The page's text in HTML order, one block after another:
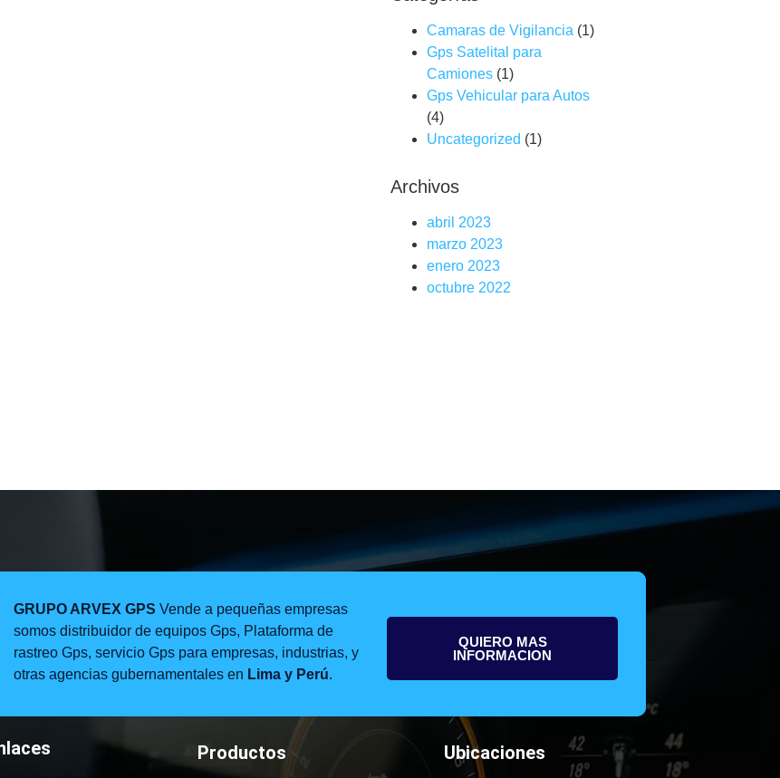
Camaras de Vigilancia (1)
Gps Satelital para
Camiones (1)
Gps Vehicular para Autos
(4)
Uncategorized (1)
Archivos
abril 2023
marzo 2023
enero 2023
octubre 2022
GRUPO ARVEX GPSVende a pequeñas empresas
somos distribuidor de equipos Gps, Plataforma de
rastreo Gps, servicio Gps para empresas, industrias, y
otras agencias gubernamentales en Lima y Perú.
QUIERO MAS
INFORMACION
Productos Ubicaciones